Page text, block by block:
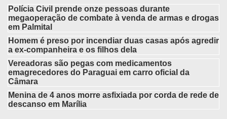
Polícia Civil prende onze pessoas durante
megaoperação de combate à venda de armas e drogas
em Palmital
Homem é preso por incendiar duas casas após agredir
a ex-companheira e os filhos dela
Vereadoras são pegas com medicamentos
emagrecedores do Paraguai em carro oficial da
Câmara
Menina de 4 anos morre asfixiada por corda de rede de
descanso em Marília